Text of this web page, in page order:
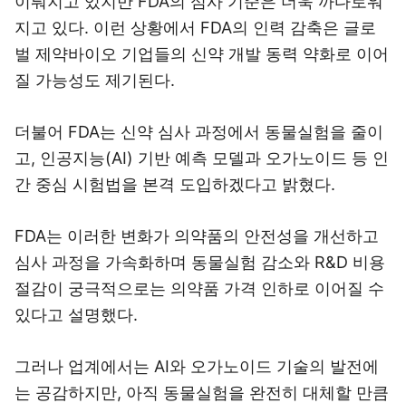
지고 있다. 이런 상황에서 FDA의 인력 감축은 글로
벌 제약바이오 기업들의 신약 개발 동력 약화로 이어
질 가능성도 제기된다.
더불어 FDA는 신약 심사 과정에서 동물실험을 줄이
고, 인공지능(AI) 기반 예측 모델과 오가노이드 등 인
간 중심 시험법을 본격 도입하겠다고 밝혔다.
FDA는 이러한 변화가 의약품의 안전성을 개선하고
심사 과정을 가속화하며 동물실험 감소와 R&D 비용
절감이 궁극적으로는 의약품 가격 인하로 이어질 수
있다고 설명했다.
그러나 업계에서는 AI와 오가노이드 기술의 발전에
는 공감하지만, 아직 동물실험을 완전히 대체할 만큼